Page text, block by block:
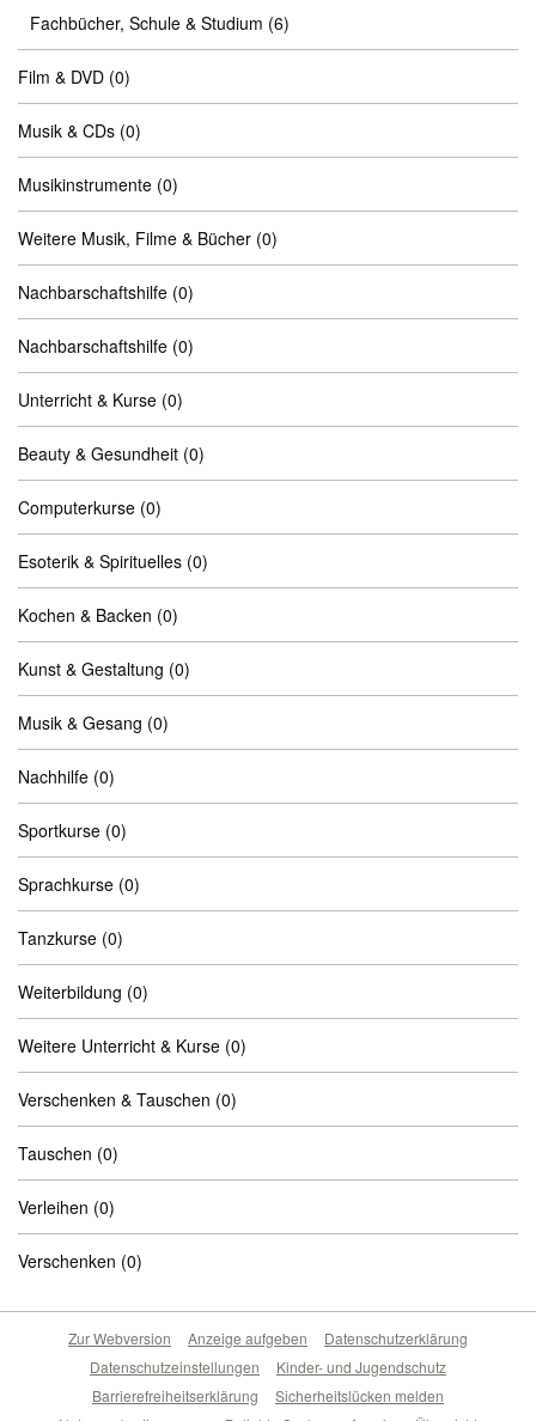
Fachbücher, Schule & Studium (6)
Film & DVD (0)
Musik & CDs (0)
Musikinstrumente (0)
Weitere Musik, Filme & Bücher (0)
Nachbarschaftshilfe (0)
Nachbarschaftshilfe (0)
Unterricht & Kurse (0)
Beauty & Gesundheit (0)
Computerkurse (0)
Esoterik & Spirituelles (0)
Kochen & Backen (0)
Kunst & Gestaltung (0)
Musik & Gesang (0)
Nachhilfe (0)
Sportkurse (0)
Sprachkurse (0)
Tanzkurse (0)
Weiterbildung (0)
Weitere Unterricht & Kurse (0)
Verschenken & Tauschen (0)
Tauschen (0)
Verleihen (0)
Verschenken (0)
Zur Webversion Anzeige aufgeben
Datenschutzerklärung
Datenschutzeinstellungen
Kinder- und Jugendschutz
Barrierefreiheitserklärung
Sicherheitslücken melden